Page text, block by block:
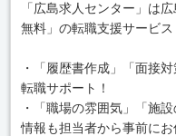
「広島求人センター」は
無料」の転職支援サービス
・「履歴書作成」「面接
転職サポート！
・「職場の雰囲気」「施
情報も担当者から事前にお